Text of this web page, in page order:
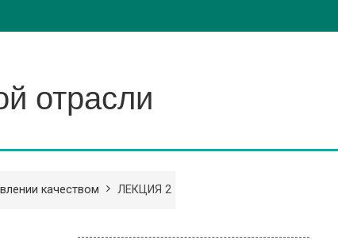
отрасли
качеством ЛЕКЦИЯ 2